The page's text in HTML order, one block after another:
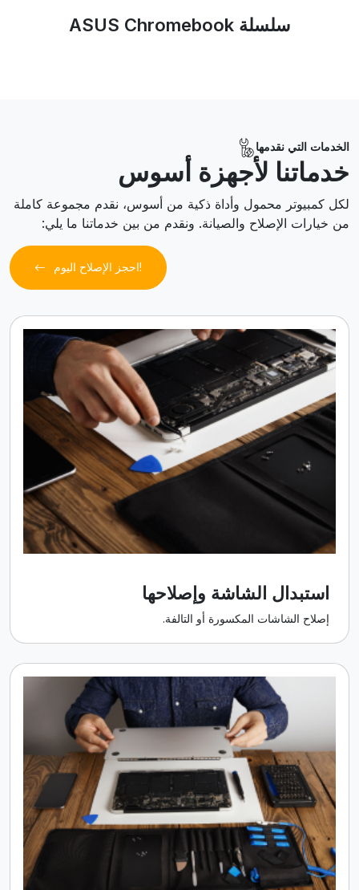
سلسلة ASUS Chromebook
الخدمات التي نقدمها
خدماتنا لأجهزة أسوس
لكل كمبيوتر محمول وأداة ذكية من أسوس، نقدم مجموعة كاملة
من خيارات الإصلاح والصيانة. ونقدم من بين خدماتنا ما يلي:
احجز الإصلاح اليوم!
استبدال الشاشة وإصلاحها
إصلاح الشاشات المكسورة أو التالفة.